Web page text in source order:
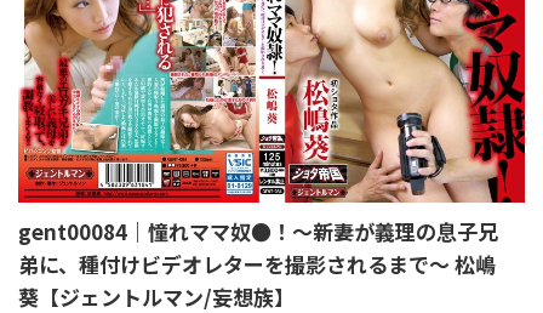
gent00084｜憧れママ奴●！～新妻が義理の息子兄
弟に、種付けビデオレターを撮影されるまで～ 松嶋
葵【ジェントルマン/妄想族】